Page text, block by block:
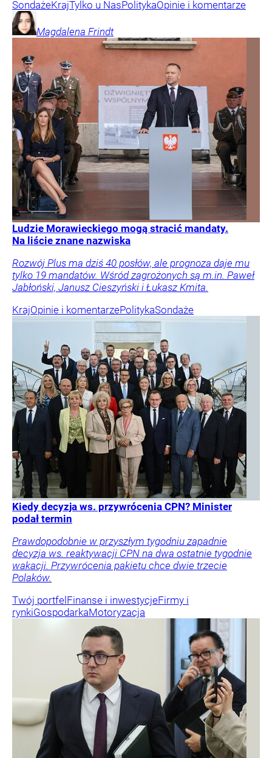
SondażeKrajTylko u NasPolitykaOpinie i komentarze
Magdalena Frindt
Ludzie Morawieckiego mogą stracić mandaty.
Na liście znane nazwiska
Rozwój Plus ma dziś 40 posłów, ale prognoza daje mu
tylko 19 mandatów. Wśród zagrożonych są m.in. Paweł
Jabłoński, Janusz Cieszyński i Łukasz Kmita.
KrajOpinie i komentarzePolitykaSondaże
Kiedy decyzja ws. przywrócenia CPN? Minister
podał termin
Prawdopodobnie w przyszłym tygodniu zapadnie
decyzja ws. reaktywacji CPN na dwa ostatnie tygodnie
wakacji. Przywrócenia pakietu chce dwie trzecie
Polaków.
Twój portfelFinanse i inwestycjeFirmy i
rynkiGospodarkaMotoryzacja